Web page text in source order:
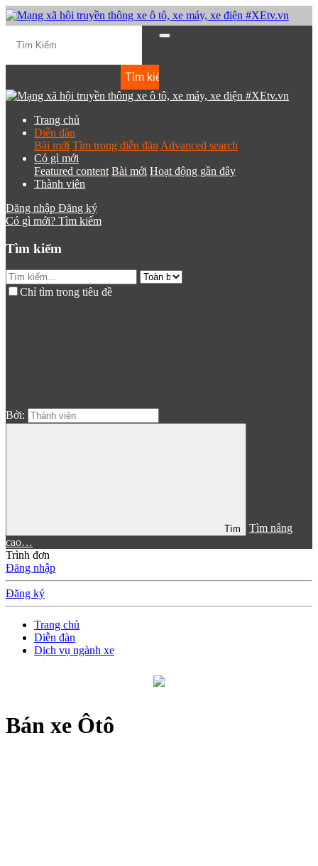
Trang chủ
Diễn đàn
Bài mới Tìm trong diễn đàn Advanced search
Có gì mới
Featured content Bài mới Hoạt động gần đây
Thành viên
Đăng nhập Đăng ký
Có gì mới? Tìm kiếm
Tìm kiếm
Chỉ tìm trong tiêu đề
Bởi:
Tìm
Tìm nâng
cao…
Trình đơn
Đăng nhập
Đăng ký
Trang chủ
Diễn đàn
Dịch vụ ngành xe
Bán xe Ôtô